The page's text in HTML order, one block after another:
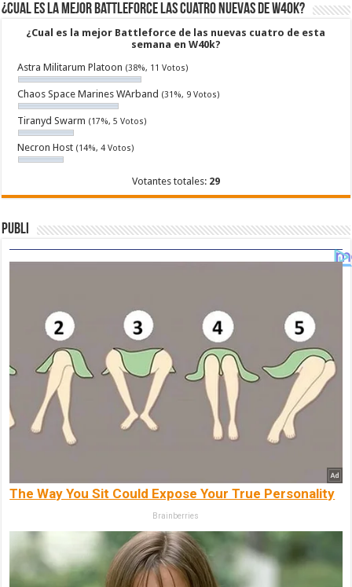
¿Cual es la mejor Battleforce las cuatro nuevas de W40k?
¿Cual es la mejor Battleforce de las nuevas cuatro de esta
semana en W40k?
Astra Militarum Platoon (38%, 11 Votos)
Chaos Space Marines WArband (31%, 9 Votos)
Tiranyd Swarm (17%, 5 Votos)
Necron Host (14%, 4 Votos)
Votantes totales: 29
Publi
The Way You Sit Could Expose Your True Personality
Brainberries